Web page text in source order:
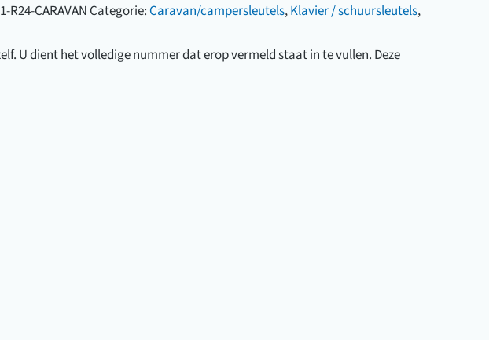
R24-CARAVAN Categorie:Caravan/campersleutels,Klavier / schuursleutels,
U dient het volledige nummer dat erop vermeld staat in te vullen. Deze